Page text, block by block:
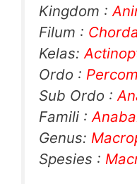
Kingdom :
Filum :
Kelas:
Ordo :
Sub Ordo :
Famili :
Genus:
Spesies :